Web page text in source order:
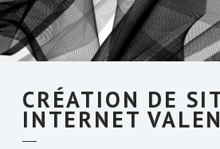
CRÉATION DE
INTERNET